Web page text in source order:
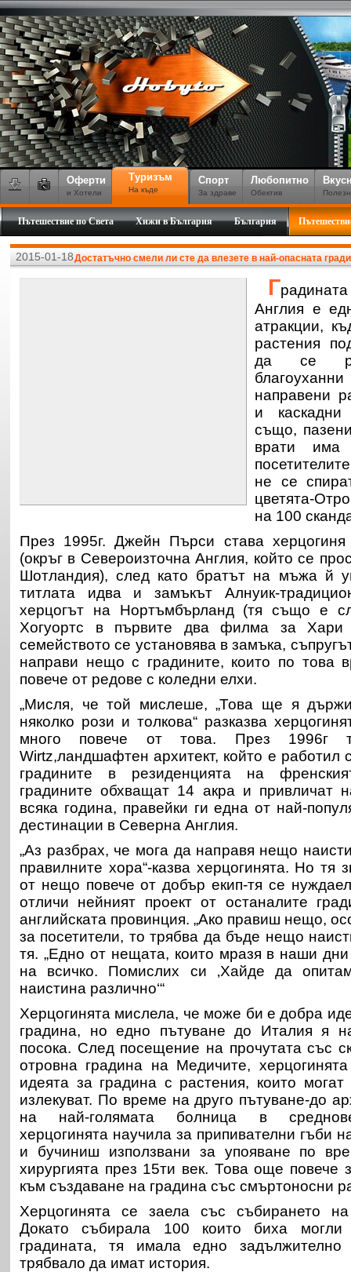
Оферти
и Хотели
Туризъм
На къде
Спорт
За здраве
Любопитно
Обектив
Пътешествие по Света Хижи в България България
2015-01-18Достатъчно смели ли сте да влезете в най-опасната
Г
Англия е
атракции,
растения
да се
направени
и
също,
врати има
не се
цветята-
на 100
През 1995г. Джейн Пърси става
(окръг в Североизточна Англия, който се
Шотландия), след като братът на мъжа й
титлата идва и замъкът Алнуик-
херцогът на Нортъмбърланд (тя също е
Хогуортс в първите два филма за
семейството се установява в замъка,
направи нещо с градините, които по това
повече от редове с коледни елхи.
„Мисля, че той мислеше, „Това ще я
няколко рози и толкова“ разказва
много повече от това. През 1996г
Wirtz,ландшафтен архитект, който е
градините в резиденцията на
градините обхващат 14 акра и привличат
всяка година, правейки ги една от най-
дестинации в Северна Англия.
„Аз разбрах, че мога да направя нещо
правилните хора“-казва херцогинята. Но тя
от нещо повече от добър екип-тя се
отличи нейният проект от останалите
английската провинция. „Ако правиш нещо,
за посетители, то трябва да бъде нещо
тя. „Едно от нещата, които мразя в наши дни
на всичко. Помислих си ‚Хайде да
наистина различно‘“
Херцогинята мислела, че може би е добра
градина, но едно пътуване до Италия я
посока. След посещение на прочутата със
отровна градина на Медичите,
идеята за градина с растения, които
излекуват. По време на друго пътуване-до
на най-голямата болница в
херцогинята научила за припивателни гъби
и бучиниш използвани за упояване по
хирургията през 15ти век. Това още повече
към създаване на градина със смъртоносни
Херцогинята се заела със събирането
Докато събирала 100 които биха
градината, тя имала едно задължително
трябвало да имат история.